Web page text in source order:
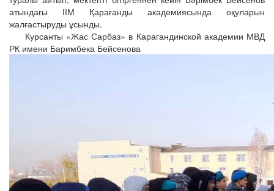
атындағы ІІМ Қарағанды академиясында оқуларын
жалғастыруды ұсынды.
Курсанты «Жас Сарбаз» в Карагандинской академии МВД
РК имени Баримбека Бейсенова